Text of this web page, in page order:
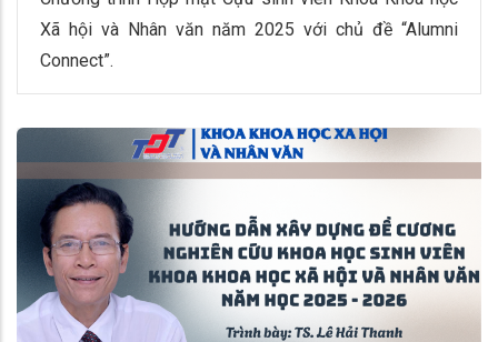
Xã hội và Nhân văn năm 2025 với chủ đề “Alumni
Connect”.